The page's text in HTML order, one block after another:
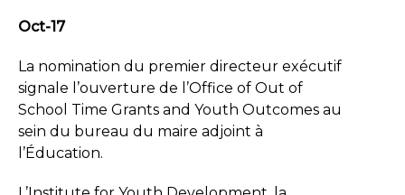
Oct-17
La nomination du premier directeur exécutif
signale l’ouverture de l’Office of Out of
School Time Grants and Youth Outcomes au
sein du bureau du maire adjoint à
l’Éducation.